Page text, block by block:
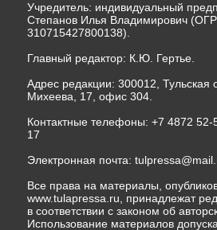
Учредитель: индивидуальный
Степанов Илья Владимирович
310715427800138).
Главный редактор: К.Ю. Гертье.
Адрес редакции: 300012, Тульская
Михеева, 17, офис 304.
Контактные телефоны: +7 4872
17
Электронная почта:
Все права на материалы,
www.tulapressa.ru, принадлежат
в соответствии с законом об
Использование материалов